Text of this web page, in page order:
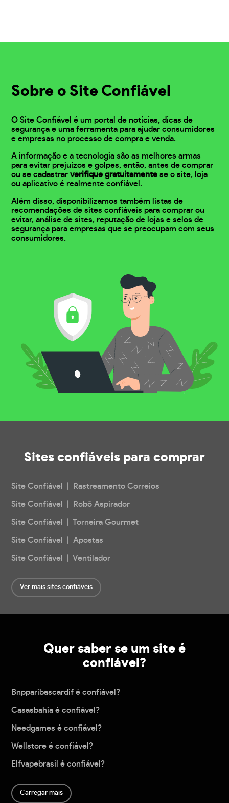
Sobre o Site Confiável
O Site Confiável é um portal de notícias, dicas de
segurança e uma ferramenta para ajudar consumidores
e empresas no processo de compra e venda.
A informação e a tecnologia são as melhores armas
para evitar prejuízos e golpes, então, antes de comprar
ou se cadastrarverifique gratuitamente se o site, loja
ou aplicativo é realmente confiável.
Além disso, disponibilizamos também listas de
recomendações de sites confiáveis para comprar ou
evitar, análise de sites, reputação de lojas e selos de
segurança para empresas que se preocupam com seus
consumidores.
Sites confiáveis para comprar
Site Confiável | Rastreamento Correios
Site Confiável | Robô Aspirador
Site Confiável | Torneira Gourmet
Site Confiável | Apostas
Site Confiável | Ventilador
Ver mais sites confiáveis
Quer saber se um site é
confiável?
Bnpparibascardif é confiável?
Casasbahia é confiável?
Needgames é confiável?
Wellstore é confiável?
Elfvapebrasil é confiável?
Carregar mais